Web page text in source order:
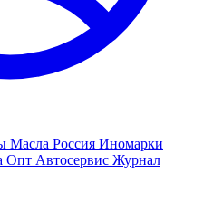
Масла Россия Иномарки
Опт Автосервис Журнал